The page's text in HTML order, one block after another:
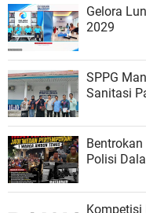
Gelora
2029
SPPG
Sanitasi
Polisi